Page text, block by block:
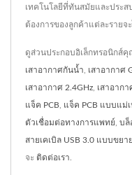
เทคโนโลยีที่ทันสมัยและประ
ต้องการของลูกค้าแต่ละรายจ
ดูส่วนประกอบอิเล็กทรอนิกส์คุ
เสาอากาศกันน้ำ เสาอากาศ
เสาอากาศ 2.4GHz เสาอากา
แจ็ค PCB แจ็ค PCB แบบแม่
ตัวเชื่อมต่อทางการแพทย์ บล็
สายเคเบิล USB 3.0 แบบขยาย
จะ ติดต่อเรา